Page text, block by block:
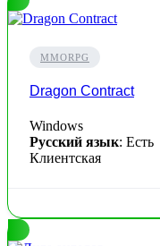
MMORPG
Dragon Contract
Windows
Русский язык: Есть
Клиентская